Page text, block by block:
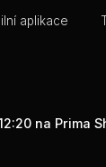
aplikace
na Prima